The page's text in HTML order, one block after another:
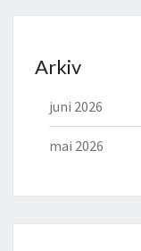
Arkiv
juni 2026
mai 2026